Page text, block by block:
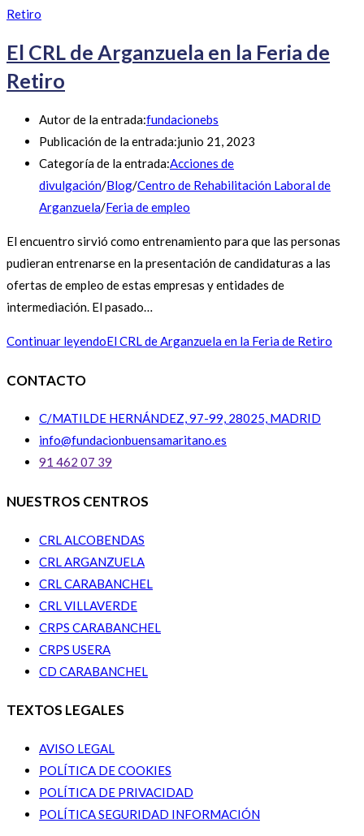
El CRL de Arganzuela en la Feria de
Retiro
Autor de la entrada:fundacionebs
Publicación de la entrada:junio 21, 2023
Categoría de la entrada:Acciones de
divulgación/Blog/Centro de Rehabilitación Laboral de
Arganzuela/Feria de empleo
El encuentro sirvió como entrenamiento para que las personas
pudieran entrenarse en la presentación de candidaturas a las
ofertas de empleo de estas empresas y entidades de
intermediación. El pasado…
Continuar leyendoEl CRL de Arganzuela en la Feria de Retiro
CONTACTO
C/MATILDE HERNÁNDEZ, 97-99, 28025, MADRID
info@fundacionbuensamaritano.es
91 462 07 39
NUESTROS CENTROS
CRL ALCOBENDAS
CRL ARGANZUELA
CRL CARABANCHEL
CRL VILLAVERDE
CRPS CARABANCHEL
CRPS USERA
CD CARABANCHEL
TEXTOS LEGALES
AVISO LEGAL
POLÍTICA DE COOKIES
POLÍTICA DE PRIVACIDAD
POLÍTICA SEGURIDAD INFORMACIÓN